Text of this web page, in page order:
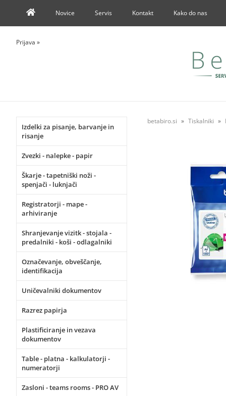
Novice Servis Kontakt Kako do nas
Prijava »
Izdelki za pisanje, barvanje in
risanje
Zvezki - nalepke - papir
Škarje - tapetniški noži -
spenjači - luknjači
Registratorji - mape -
arhiviranje
Shranjevanje vizitk - stojala -
predalniki - koši - odlagalniki
Označevanje, obveščanje,
identifikacija
Uničevalniki dokumentov
Razrez papirja
Plastificiranje in vezava
dokumentov
Table - platna - kalkulatorji -
numeratorji
Zasloni - teams rooms - PRO AV
betabiro.si Tiskalniki